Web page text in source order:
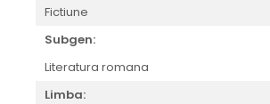
Fictiune
Subgen:
Literatura romana
Limba: